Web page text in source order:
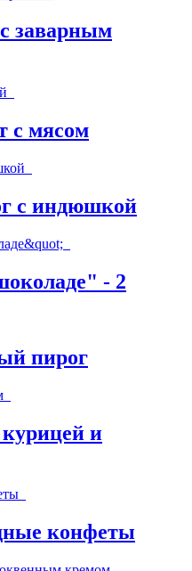
заварным
с мясом
с индюшкой
- 2
пирог
и
конфеты